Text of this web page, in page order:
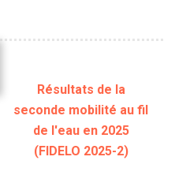
Résultats de la
seconde mobilité au fil
de l'eau en 2025
(FIDELO 2025-2)